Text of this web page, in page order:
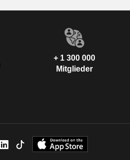
+ 1 300 000
Mitglieder